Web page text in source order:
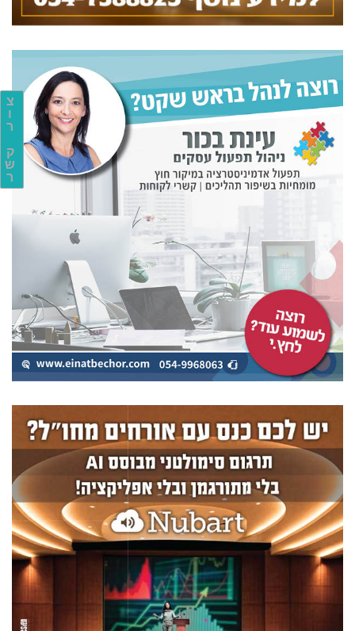
צ
ו
ר
ק
ש
ר